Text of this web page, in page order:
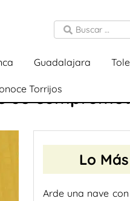
Guadalajara
Torrijos
se
Lo
Arde una nave